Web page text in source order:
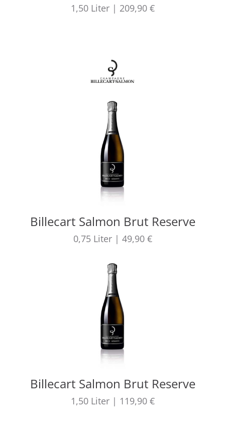
1,50 Liter | 209,90 €
Billecart Salmon Brut Reserve
0,75 Liter | 49,90 €
Billecart Salmon Brut Reserve
1,50 Liter | 119,90 €